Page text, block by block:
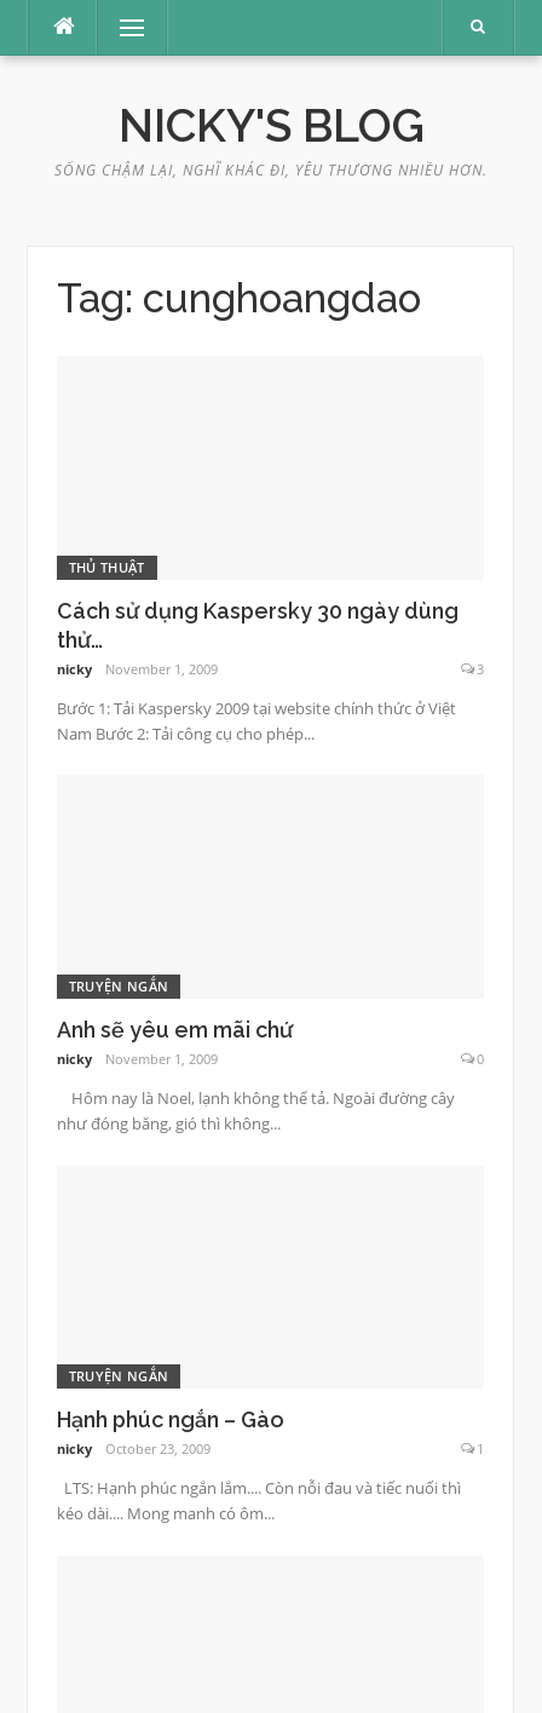
content
Menu
NICKY'S BLOG
SỐNG CHẬM LẠI, NGHĨ KHÁC ĐI, YÊU THƯƠNG NHIỀU HƠN.
Tag: cunghoangdao
THỦ THUẬT
Cách sử dụng Kaspersky 30 ngày dùng
thử…
nicky November 1, 2009 3
Bước 1: Tải Kaspersky 2009 tại website chính thức ở Việt
Nam Bước 2: Tải công cụ cho phép...
TRUYỆN NGẮN
Anh sẽ yêu em mãi chứ
nicky November 1, 2009 0
Hôm nay là Noel, lạnh không thể tả. Ngoài đường cây
như đóng băng, gió thì không...
TRUYỆN NGẮN
Hạnh phúc ngắn – Gào
nicky October 23, 2009 1
LTS: Hạnh phúc ngắn lắm.... Còn nỗi đau và tiếc nuối thì
kéo dài.... Mong manh có ôm...